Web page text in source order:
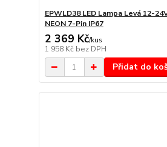
EPWLD38 LED Lampa Levá 12-
NEON 7-Pin IP67
2 369 Kč/kus
1 958 Kč bez DPH
Přidat do